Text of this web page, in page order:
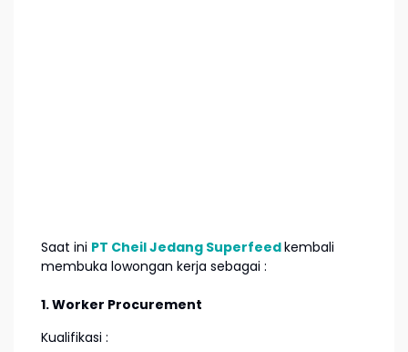
Saat ini PT Cheil Jedang Superfeedkembali
membuka lowongan kerja sebagai :
1. Worker Procurement
Kualifikasi :